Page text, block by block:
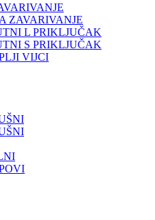
ZAVARIVANJE
L PRIKLJUČAK
S PRIKLJUČAK
VIJCI